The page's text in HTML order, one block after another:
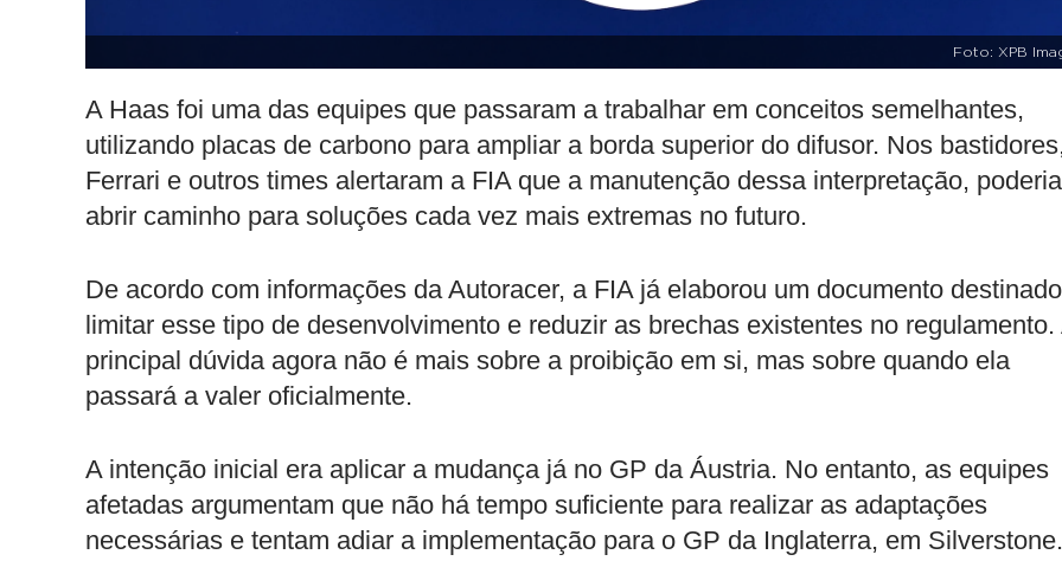
Foto: XPB
A Haas foi uma das equipes que passaram a trabalhar em conceitos semelhantes,
utilizando placas de carbono para ampliar a borda superior do difusor. Nos
Ferrari e outros times alertaram a FIA que a manutenção dessa interpretação, poderia
abrir caminho para soluções cada vez mais extremas no futuro.
De acordo com informações da Autoracer, a FIA já elaborou um documento
limitar esse tipo de desenvolvimento e reduzir as brechas existentes no regulamento.
principal dúvida agora não é mais sobre a proibição em si, mas sobre quando ela
passará a valer oficialmente.
A intenção inicial era aplicar a mudança já no GP da Áustria. No entanto, as equipes
afetadas argumentam que não há tempo suficiente para realizar as adaptações
necessárias e tentam adiar a implementação para o GP da Inglaterra, em Silverstone.